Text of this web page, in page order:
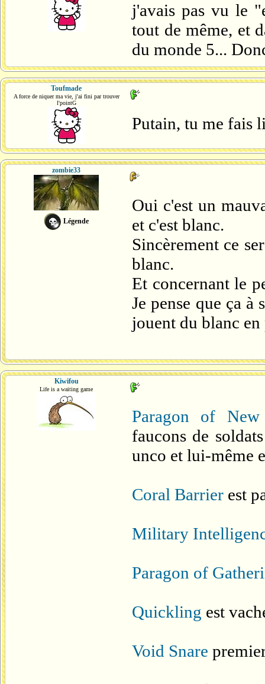
j'avais pas vu le
tout de même, et
du monde 5...
Toufmade
A force de niquer ma vie, j'ai fini par trouver
l'pointG
Putain, tu me fais
zombie33
Légende
Oui c'est un
et c'est blanc.
Sincèrement ce
blanc.
Et concernant le
Je pense que ça à
jouent du blanc en
Kiwifou
Life is a waiting game
Paragon of New
faucons de
unco et lui-même
Coral Barrier est
Military
Paragon of
Quickling est
Void Snare